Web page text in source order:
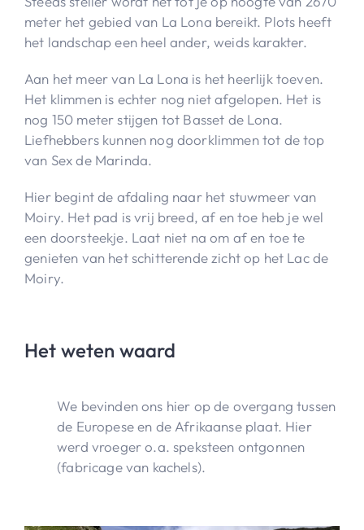
meter het gebied van La Lona bereikt. Plots heeft
het landschap een heel ander, weids karakter.
Aan het meer van La Lona is het heerlijk toeven.
Het klimmen is echter nog niet afgelopen. Het is
nog 150 meter stijgen tot Basset de Lona.
Liefhebbers kunnen nog doorklimmen tot de top
van Sex de Marinda.
Hier begint de afdaling naar het stuwmeer van
Moiry. Het pad is vrij breed, af en toe heb je wel
een doorsteekje. Laat niet na om af en toe te
genieten van het schitterende zicht op het Lac de
Moiry.
Het weten waard
We bevinden ons hier op de overgang tussen
de Europese en de Afrikaanse plaat. Hier
werd vroeger o.a. speksteen ontgonnen
(fabricage van kachels).